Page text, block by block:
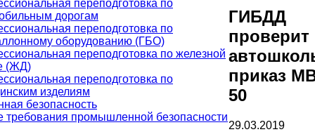
переподготовка по
дорогам
переподготовка по
оборудованию (ГБО)
переподготовка по железной
(ЖД)
переподготовка по
изделиям
безопасность
промышленной безопасности
ГИБДД
проверит
приказ
50
29.03.2019